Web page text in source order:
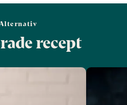
Alternativ
recept